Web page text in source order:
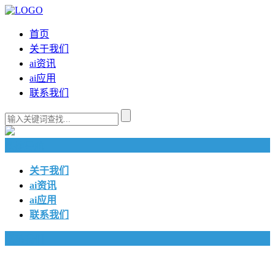
首页
关于我们
ai资讯
ai应用
联系我们
关于我们
ai资讯
ai应用
联系我们